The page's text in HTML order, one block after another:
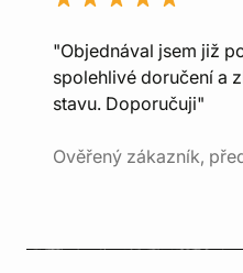
"Objednával jsem již
spolehlivé doručení a
stavu. Doporučuji"
Ověřený zákazník,